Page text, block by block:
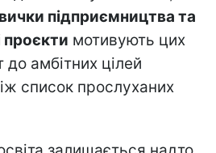
підприємництва та
проєкти мотивують цих
до амбітних цілей
список прослуханих